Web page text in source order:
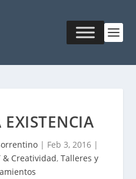
EXISTENCIA
| Feb 3, 2016 |
& Creatividad, Talleres y